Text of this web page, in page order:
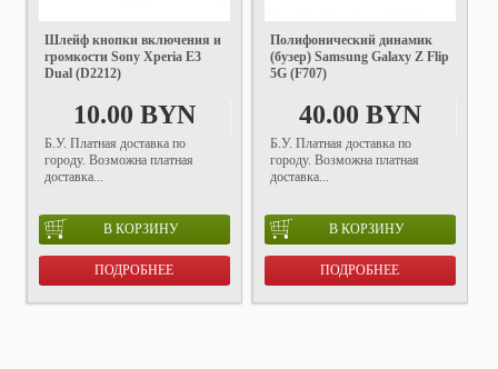
Шлейф кнопки включения и
громкости Sony Xperia E3
Dual (D2212)
10.00 BYN
Б.У. Платная доставка по
городу. Возможна платная
доставка...
В КОРЗИНУ
ПОДРОБНЕЕ
Полифонический динамик
(бузер) Samsung Galaxy Z Flip
5G (F707)
40.00 BYN
Б.У. Платная доставка по
городу. Возможна платная
доставка...
В КОРЗИНУ
ПОДРОБНЕЕ